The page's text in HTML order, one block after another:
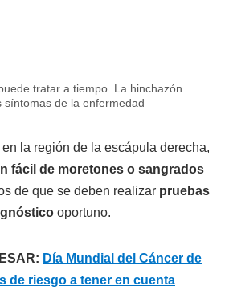
tratar a tiempo. La hinchazón
síntomas de la enfermedad
la región de la escápula derecha,
fácil de moretones o sangrados
de que se deben realizar pruebas
oportuno.
Día Mundial del Cáncer de
de riesgo a tener en cuenta